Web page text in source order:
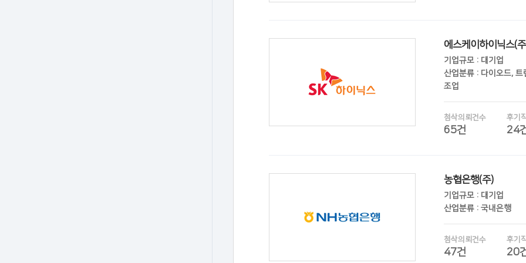
에스케이하이닉스(
기업규모 : 대기업
산업분류 : 다이오드,
조업
첨삭의뢰건수
65건
후기
24
농협은행(주)
기업규모 : 대기업
산업분류 : 국내은행
첨삭의뢰건수
47건
후기
20